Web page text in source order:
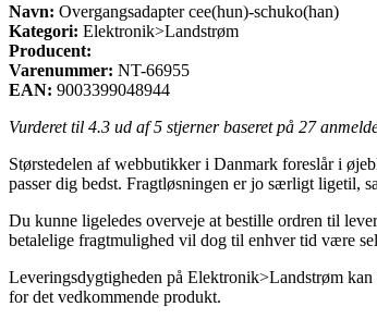
Navn: Overgangsadapter cee(hun)-schuko(han)
Kategori: Elektronik>Landstrøm
Producent:
Varenummer: NT-66955
EAN: 9003399048944
Vurderet til 4.3 ud af 5 stjerner baseret på 27
Størstedelen af webbutikker i Danmark foreslår i
passer dig bedst. Fragtløsningen er jo særligt ligetil,
Du kunne ligeledes overveje at bestille ordren til
betalelige fragtmulighed vil dog til enhver tid være
Leveringsdygtigheden på Elektronik>Landstrøm
for det vedkommende produkt.